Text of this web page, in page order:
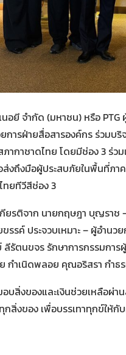
อยี จำกัด (มหาชน) หรือ
การฝ่ายสื่อสารองค์กร ร่วมบ
ภากาชาดไทย โดยมีช่อง 3 ร่
ส่งถึงมือผู้ประสบภัยในพื้นที่ภ
ทยทีวีสีช่อง 3
ยรติจาก นายกฤษฎา บุญราช
ขรรค์ ประจวบเหมาะ – ผู้อำน
รัตนขจร รักษาการกรรมกา
กำเนิดพลอย คุณอริสรา กำ
บสิ่งของและเงินช่วยเหลือผ่
กสิ่งของ เพื่อบรรเทาทุกข์ให้